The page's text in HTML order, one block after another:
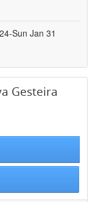
Sun Jan 31
Gesteira